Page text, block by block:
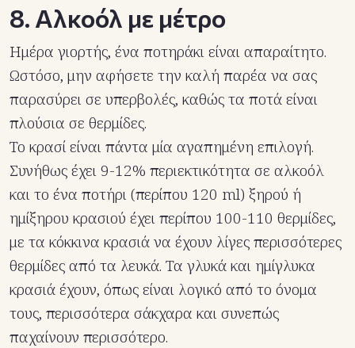
8. Αλκοόλ με μέτρο
Ημέρα γιορτής, ένα ποτηράκι είναι απαραίτητο.
Ωστόσο, μην αφήσετε την καλή παρέα να σας
παρασύρει σε υπερβολές, καθώς τα ποτά είναι
πλούσια σε θερμίδες.
Το κρασί είναι πάντα μία αγαπημένη επιλογή.
Συνήθως έχει 9-12% περιεκτικότητα σε αλκοόλ
και το ένα ποτήρι (περίπου 120 ml) ξηρού ή
ημίξηρου κρασιού έχει περίπου 100-110 θερμίδες,
με τα κόκκινα κρασιά να έχουν λίγες περισσότερες
θερμίδες από τα λευκά. Τα γλυκά και ημίγλυκα
κρασιά έχουν, όπως είναι λογικό από το όνομα
τους, περισσότερα σάκχαρα και συνεπώς
παχαίνουν περισσότερο.